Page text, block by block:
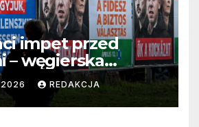
impet przed
– węgierska
przestaje
REDAKCJA